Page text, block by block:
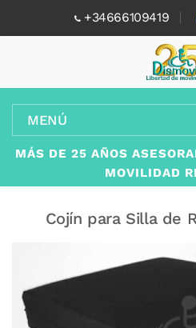
+34666109419
MENÚ
MÁS DE 25 AÑOS
MOVILIDAD
Cojín para Silla de